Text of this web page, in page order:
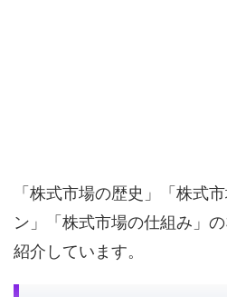
「株式市場の歴史」「株式
ン」「株式市場の仕組み」
紹介しています。